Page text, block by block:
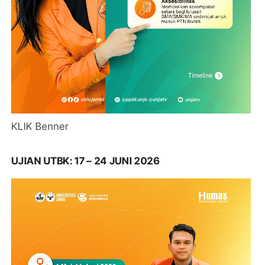
KLIK Benner
UJIAN UTBK: 17 – 24 JUNI 2026